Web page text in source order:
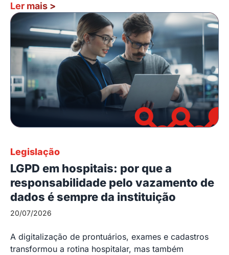
Ler mais >
Legislação
LGPD em hospitais: por que a
responsabilidade pelo vazamento de
dados é sempre da instituição
20/07/2026
A digitalização de prontuários, exames e cadastros
transformou a rotina hospitalar, mas também